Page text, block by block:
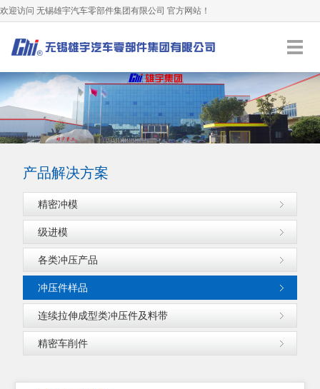
欢迎访问 无锡雄宇汽车零部件集团有限公司 官方网站！
加入收藏
产品解决方案
精密冲模
级进模
各类冲压产品
冲压件样品
连续拉伸成型类冲压件及料带
精密车削件